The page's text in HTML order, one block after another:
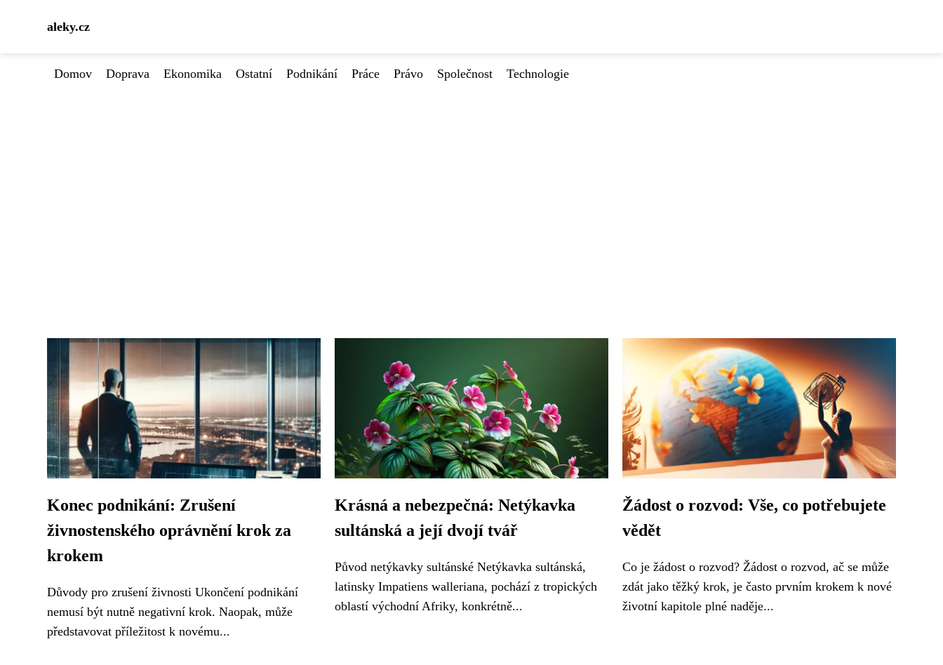
aleky.cz
Domov Doprava Ekonomika Ostatní Podnikání Práce Právo Společnost Technologie
Konec podnikání: Zrušení
živnostenského oprávnění krok za
krokem
Důvody pro zrušení živnosti Ukončení podnikání
nemusí být nutně negativní krok. Naopak, může
představovat příležitost k novému...
Krásná a nebezpečná: Netýkavka
sultánská a její dvojí tvář
Původ netýkavky sultánské Netýkavka sultánská,
latinsky Impatiens walleriana, pochází z tropických
oblastí východní Afriky, konkrétně...
Žádost o rozvod: Vše, co potřebujete
vědět
Co je žádost o rozvod? Žádost o rozvod, ač se může
zdát jako těžký krok, je často prvním krokem k nové
životní kapitole plné naděje...